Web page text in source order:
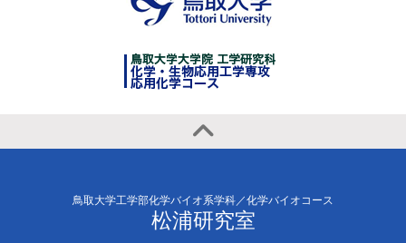
鳥取大学工学部化学バイオ系学科／化学バイオコース
松浦研究室